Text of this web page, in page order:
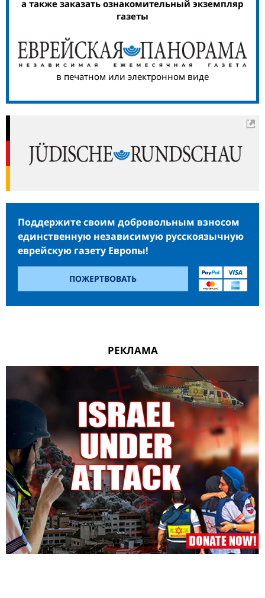
а также заказать ознакомительный экземпляр
газеты
в печатном или электронном виде
Поддержите своим добровольным взносом
единственную независимую русскоязычную
еврейскую газету Европы!
ПОЖЕРТВОВАТЬ
РЕКЛАМА